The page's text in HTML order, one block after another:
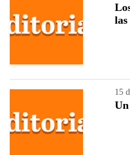
las
15